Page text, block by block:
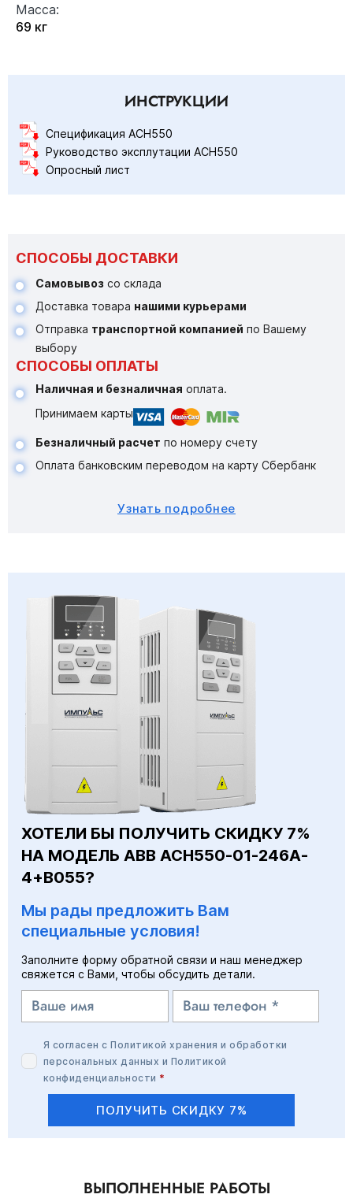
Масса:
69 кг
ИНСТРУКЦИИ
Спецификация ACH550
Руководство эксплутации ACH550
Опросный лист
СПОСОБЫ ДОСТАВКИ
Самовывоз со склада
Доставка товара нашими курьерами
Отправка транспортной компанией по Вашему
выбору
СПОСОБЫ ОПЛАТЫ
Наличная и безналичная оплата.
Принимаем карты
Безналичный расчет по номеру счету
Оплата банковским переводом на карту Сбербанк
Узнать подробнее
ХОТЕЛИ БЫ ПОЛУЧИТЬ СКИДКУ 7%
НА МОДЕЛЬ ABB ACH550-01-246A-
4+B055?
Мы рады предложить Вам
специальные условия!
Заполните форму обратной связи и наш менеджер
свяжется с Вами, чтобы обсудить детали.
Я согласен сПолитикой хранения и обработки
персональных данных и Политикой
конфиденциальности *
ПОЛУЧИТЬ СКИДКУ 7%
ВЫПОЛНЕННЫЕ РАБОТЫ